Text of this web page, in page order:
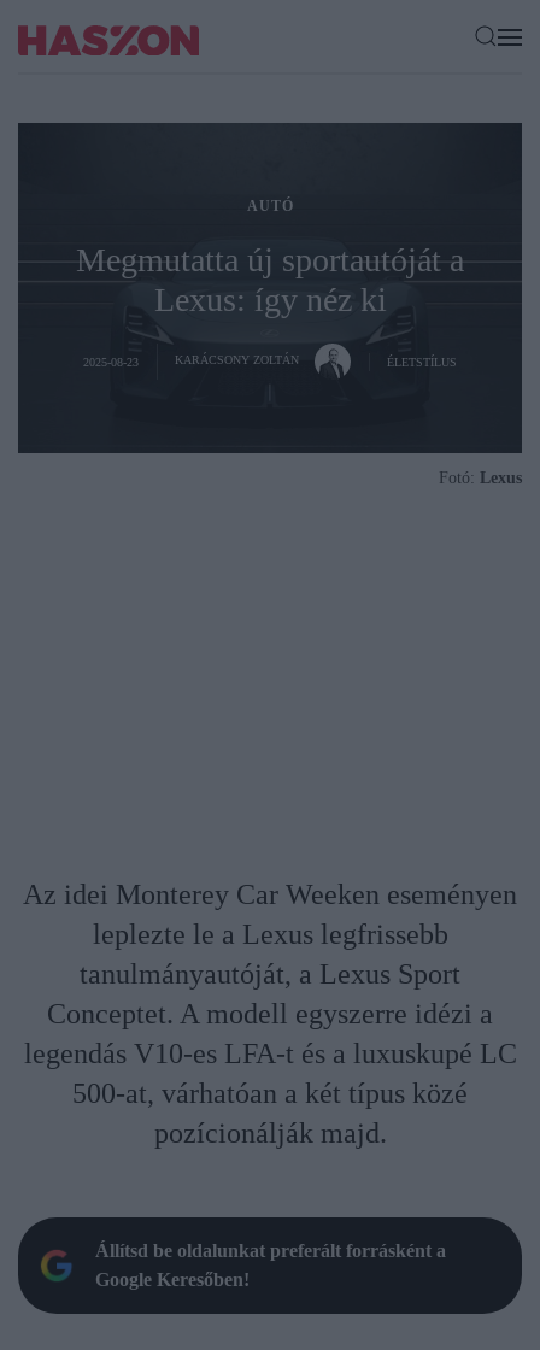
AUTÓ
Megmutatta új sportautóját a
Lexus: így néz ki
2025-08-23 KARÁCSONY ZOLTÁN ÉLETSTÍLUS
Fotó: Lexus
Az idei Monterey Car Weeken eseményen
leplezte le a Lexus legfrissebb
tanulmányautóját, a Lexus Sport
Conceptet. A modell egyszerre idézi a
legendás V10-es LFA-t és a luxuskupé LC
500-at, várhatóan a két típus közé
pozícionálják majd.
Állítsd be oldalunkat preferált forrásként a
Google Keresőben!